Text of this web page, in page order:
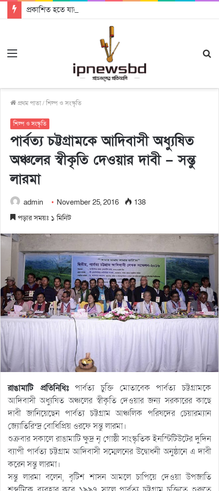
প্রকাশিত হতে যাচ্ছে দি রাবুগার নতুন গান ‘Baljanggi’
প্রথম পাতা/শিল্প ও সংস্কৃতি
শিল্প ও সংস্কৃতি
পার্বত্য চট্টগ্রামকে আদিবাসী অধ্যুষিত
অঞ্চলের স্বীকৃতি দেওয়ার দাবী – সন্তু
লারমা
admin November 25, 2016
138
পড়ার সময়ঃ ১ মিনিট
রাঙামাটি প্রতিনিধিঃপার্বত্য চুক্তি মোতাবেক পার্বত্য চট্টগ্রামকে
আদিবাসী অধ্যুষিত অঞ্চলের স্বীকৃতি দেওয়ার জন্য সরকারের কাছে
দাবী জানিয়েছেন পার্বত্য চট্টগ্রাম আঞ্চলিক পরিষদের চেয়ারম্যান
জ্যোতিরিন্দ্র বোধিপ্রিয় ওরফে সন্তু লারমা।
শুক্রবার সকালে রাঙামাটি ক্ষুদ্র নৃ গোষ্ঠী সাংস্কৃতিক ইনস্টিটিউটের দুদিন
ব্যাপী পার্বত্য চট্টগ্রাম আদিবাসী সম্মেলনের উদ্বোধনী অনুষ্ঠানে এ দাবী
করেন সন্তু লারমা।
সন্তু লারমা বলেন, বৃটিশ শাসন আমলে চাপিয়ে দেওয়া উপজাতি